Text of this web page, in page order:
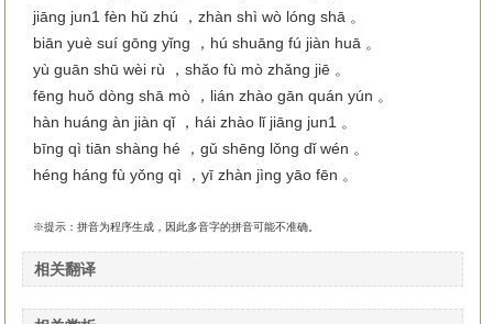
jiāng jun1 fèn hǔ zhú ，zhàn shì wò lóng shā 。
biān yuè suí gōng yǐng ，hú shuāng fú jiàn huā 。
yù guān shū wèi rù ，shǎo fù mò zhǎng jiē 。
fēng huǒ dòng shā mò ，lián zhào gān quán yún 。
hàn huáng àn jiàn qǐ ，hái zhào lǐ jiāng jun1 。
bīng qì tiān shàng hé ，gǔ shēng lǒng dǐ wén 。
héng háng fù yǒng qì ，yī zhàn jìng yāo fēn 。
※提示：拼音为程序生成，因此多音字的拼音可能不准确。
相关翻译